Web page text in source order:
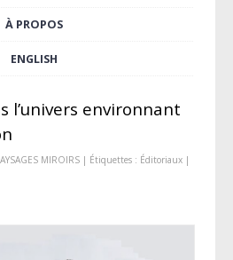
À PROPOS
ENGLISH
l’univers environnant
MIROIRS| Étiquettes : Éditoriaux|